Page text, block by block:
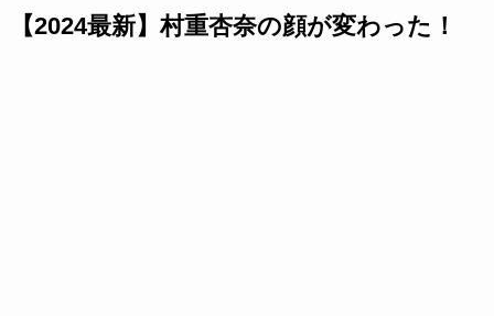
【2024最新】村重杏奈の顔が変わった！